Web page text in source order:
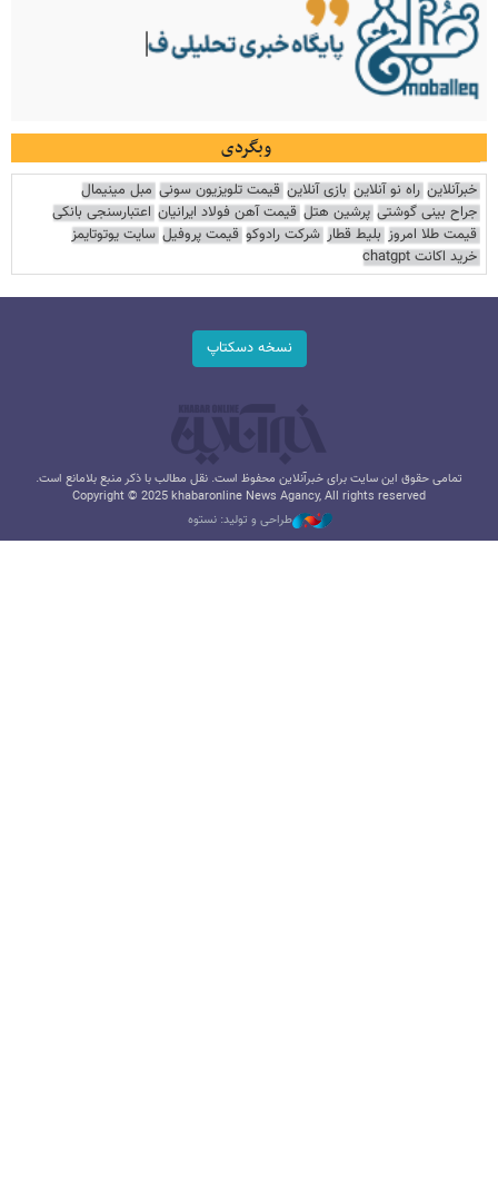
وبگردی
خبرآنلاین راه نو آنلاین بازی آنلاین قیمت تلویزیون سونی مبل مینیمال
جراح بینی گوشتی پرشین هتل قیمت آهن فولاد ایرانیان اعتبارسنجی بانکی
قیمت طلا امروز بلیط قطار شرکت رادوکو قیمت پروفیل سایت یوتوتایمز
خرید اکانت chatgpt
نسخه دسکتاپ
تمامی حقوق این سایت برای خبرآنلاین محفوظ است. نقل مطالب با ذکر منبع بلامانع است.
Copyright © 2025 khabaronline News Agancy, All rights reserved
طراحی و تولید: نستوه